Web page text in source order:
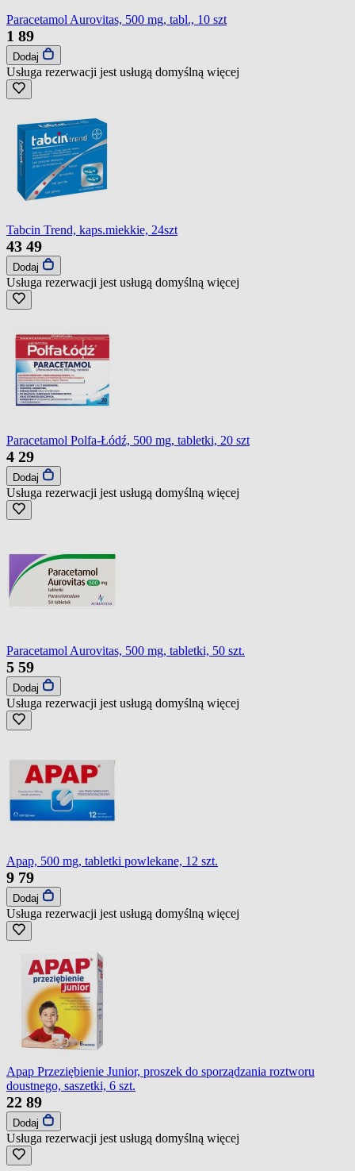
Paracetamol Aurovitas, 500 mg, tabl., 10 szt
1 89
Dodaj
Usługa rezerwacji jest usługą domyślną więcej
Tabcin Trend, kaps.miekkie, 24szt
43 49
Dodaj
Usługa rezerwacji jest usługą domyślną więcej
Paracetamol Polfa-Łódź, 500 mg, tabletki, 20 szt
4 29
Dodaj
Usługa rezerwacji jest usługą domyślną więcej
Paracetamol Aurovitas, 500 mg, tabletki, 50 szt.
5 59
Dodaj
Usługa rezerwacji jest usługą domyślną więcej
Apap, 500 mg, tabletki powlekane, 12 szt.
9 79
Dodaj
Usługa rezerwacji jest usługą domyślną więcej
Apap Przeziębienie Junior, proszek do sporządzania roztworu
doustnego, saszetki, 6 szt.
22 89
Dodaj
Usługa rezerwacji jest usługą domyślną więcej